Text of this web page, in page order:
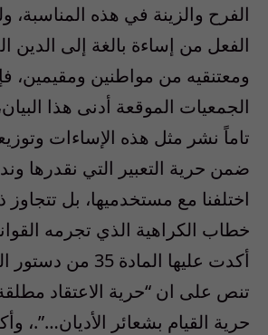
الفرح والزينة في هذه المناسبة،
الفعل من إساءة بالغة إلى الدين
ومعتنقيه من مواطنين ومقيمين،
الجمعيات الموقعة أدنى هذا
تاماً نشر مثل هذه الإساءات
ضمن حرية التعبير التي نقدرها
اختلفنا مع مستخدميها، بل
خطاب الكراهية الذي تجرمه
أكدت عليها المادة
تنص على ان “حرية الاعتقاد